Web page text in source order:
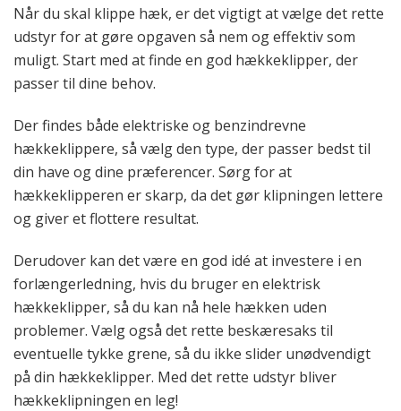
Når du skal klippe hæk, er det vigtigt at vælge det rette
udstyr for at gøre opgaven så nem og effektiv som
muligt. Start med at finde en god hækkeklipper, der
passer til dine behov.
Der findes både elektriske og benzindrevne
hækkeklippere, så vælg den type, der passer bedst til
din have og dine præferencer. Sørg for at
hækkeklipperen er skarp, da det gør klipningen lettere
og giver et flottere resultat.
Derudover kan det være en god idé at investere i en
forlængerledning, hvis du bruger en elektrisk
hækkeklipper, så du kan nå hele hækken uden
problemer. Vælg også det rette beskæresaks til
eventuelle tykke grene, så du ikke slider unødvendigt
på din hækkeklipper. Med det rette udstyr bliver
hækkeklipningen en leg!